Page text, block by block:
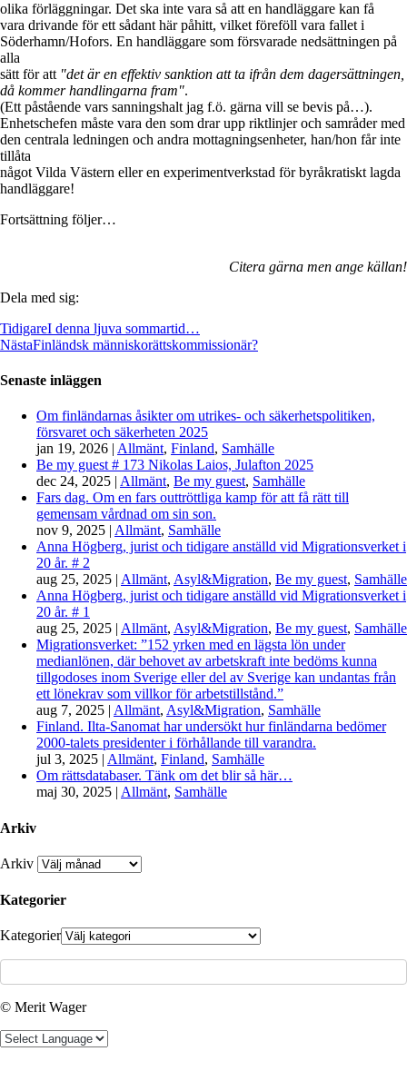
olika förläggningar. Det ska inte vara så att en handläggare kan få
vara drivande för ett sådant här påhitt, vilket föreföll vara fallet i
Söderhamn/Hofors. En handläggare som försvarade nedsättningen på
alla
sätt för att "det är en effektiv sanktion att ta ifrån dem dagersättningen,
då kommer handlingarna fram".
(Ett påstående vars sanningshalt jag f.ö. gärna vill se bevis på…).
Enhetschefen måste vara den som drar upp riktlinjer och samråder med
den centrala ledningen och andra mottagningsenheter, han/hon får inte
tillåta
något Vilda Västern eller en experimentverkstad för byråkratiskt lagda
handläggare!
Fortsättning följer…
Citera gärna men ange källan!
Dela med sig:
TidigareI denna ljuva sommartid…
NästaFinländsk människorättskommissionär?
Senaste inläggen
Om finländarnas åsikter om utrikes- och säkerhetspolitiken,
försvaret och säkerheten 2025
jan 19, 2026 | Allmänt, Finland, Samhälle
Be my guest # 173 Nikolas Laios, Julafton 2025
dec 24, 2025 | Allmänt, Be my guest, Samhälle
Fars dag. Om en fars outtröttliga kamp för att få rätt till
gemensam vårdnad om sin son.
nov 9, 2025 | Allmänt, Samhälle
Anna Högberg, jurist och tidigare anställd vid Migrationsverket i
20 år. # 2
aug 25, 2025 | Allmänt, Asyl&Migration, Be my guest, Samhälle
Anna Högberg, jurist och tidigare anställd vid Migrationsverket i
20 år. # 1
aug 25, 2025 | Allmänt, Asyl&Migration, Be my guest, Samhälle
Migrationsverket: ”152 yrken med en lägsta lön under
medianlönen, där behovet av arbetskraft inte bedöms kunna
tillgodoses inom Sverige eller del av Sverige kan undantas från
ett lönekrav som villkor för arbetstillstånd.”
aug 7, 2025 | Allmänt, Asyl&Migration, Samhälle
Finland. Ilta-Sanomat har undersökt hur finländarna bedömer
2000-talets presidenter i förhållande till varandra.
jul 3, 2025 | Allmänt, Finland, Samhälle
Om rättsdatabaser. Tänk om det blir så här…
maj 30, 2025 | Allmänt, Samhälle
Arkiv
Arkiv
Kategorier
Kategorier
© Merit Wager